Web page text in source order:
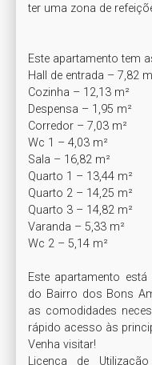
ter uma zona de
Este apartamento tem
Hall de entrada – 7,82
Cozinha – 12,13 m²
Despensa – 1,95 m²
Corredor – 7,03 m²
Wc 1 – 4,03 m²
Sala – 16,82 m²
Quarto 1 – 13,44 m²
Quarto 2 – 14,25 m²
Quarto 3 – 14,82 m²
Varanda – 5,33 m²
Wc 2 – 5,14 m²
Este apartamento
do Bairro dos Bons
as comodidades
rápido acesso às
Venha visitar!
Licença de